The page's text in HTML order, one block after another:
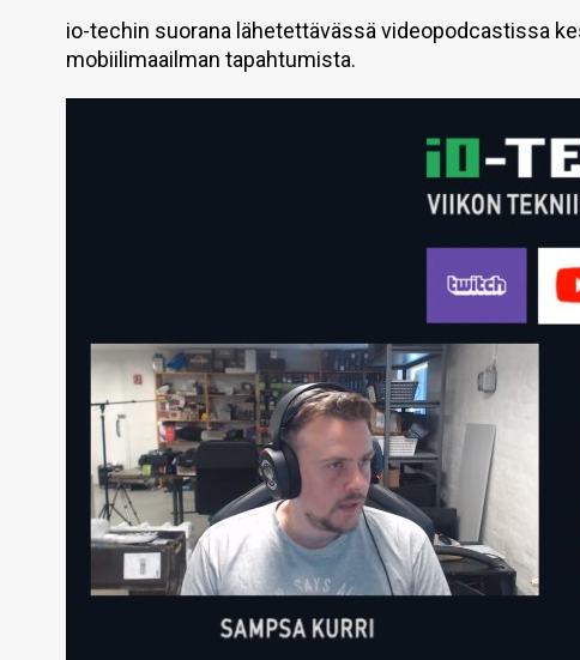
io-techin suorana lähetettävässä videopodcastissa
mobiilimaailman tapahtumista.